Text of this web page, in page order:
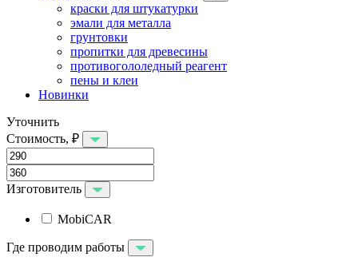
краски для штукатурки
эмали для металла
грунтовки
пропитки для древесины
противогололедный реагент
пены и клеи
Новинки
Уточнить
Стоимость, ₽
Изготовитель
MobiCAR
Где проводим работы